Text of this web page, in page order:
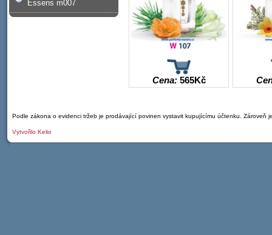
Essens m007
Cena: 565Kč
Podle zákona o evidenci tržeb je prodávající povinen vystavit kupujícímu účtenku.
Vytvořilo Kelio